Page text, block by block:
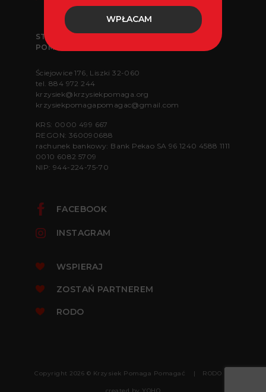
WPŁACAM
STOWARZYSZENIE „KRZYSIEK POMAGA
POMAGAĆ”
Ściejowice 176, Liszki 32-060
tel. 884 972 244
krzysiek@krzysiekpomaga.org
krzysiekpomagapomagac@gmail.com
KRS: 0000 499 667
REGON: 360090688
rachunek bankowy: Bank Pekao SA 96 1240 4588 1111
0010 6082 5709
NIP: 944-224-75-70
FACEBOOK
INSTAGRAM
WSPIERAJ
ZOSTAŃ PARTNEREM
RODO
Copyright 2026 © Krzysiek Pomaga Pomagać RODO